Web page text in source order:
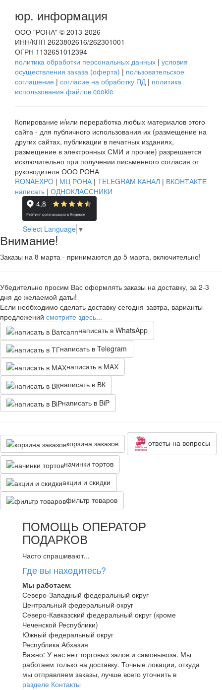
юр. информация
ООО "РОНА" © 2013-2026
ИНН/КПП 2623802616/262301001
ОГРН 1132651012394
политика обработки персональных данных | условия
осуществления заказа (оферта) | пользовательское
соглашение | согласие на обработку ПД| политика
использования файлов cookie
Копирование и/или переработка любых материалов этого
сайта - для публичного использования их (размещение на
других сайтах, публикации в печатных изданиях,
размещение в электронных СМИ и прочие) разрешается
исключительно при получении письменного согласия от
руководителя ООО РОНА
RONAEXPO | МЦ РОНА| TELEGRAM КАНАЛ | ВКОНТАКТЕ
написать | ОДНОКЛАССНИКИ
Select Language ▼
Внимание!
Заказы на 8 марта - принимаются до 5 марта, включительно!
Убедительно просим Вас оформлять заказы на доставку, за 2-3
дня до желаемой даты!
Если необходимо сделать доставку сегодня-завтра, варианты
предложений смотрите здесь...
написать в WhatsApp
написать в Telegram
написать в МАХ
написать в ВК
написать в BiP
корзина заказов ответы на вопросы
начинки тортов
акции и скидки
фильтр товаров
ПОМОЩЬ ОПЕРАТОР
ПОДАРКОВ
Часто спрашивают...
Где вы находитесь?
Мы работаем:
Северо-Западный федеральный округ
Центральный федеральный округ
Северо-Кавказский федеральный округ (кроме
Чеченской Республики)
Южный федеральный округ
Республика Абхазия
Важно: У нас нет торговых залов и самовывоза. Мы
работаем только на доставку. Точные локации, откуда
мы отправляем заказы, лучше всего уточнить в
разделе Контакты